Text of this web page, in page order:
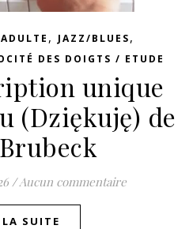
, JAZZ/BLUES,
DES DOIGTS / ETUDE
unique
(Dziękuję) de
/Aucun commentaire
LA SUITE